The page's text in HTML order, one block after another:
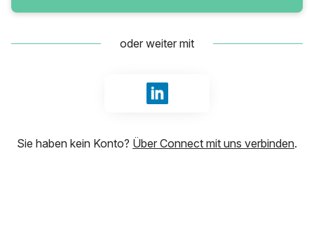
oder weiter mit
Mit LinkedIn anmelden
Sie haben kein Konto? Über Connect mit uns verbinden.